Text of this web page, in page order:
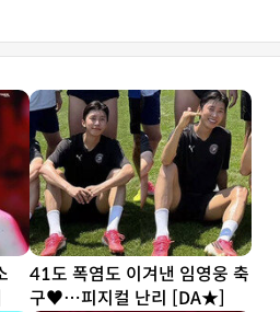
41도 폭염도 이겨낸 임영웅 축
구♥…피지컬 난리 [DA★]